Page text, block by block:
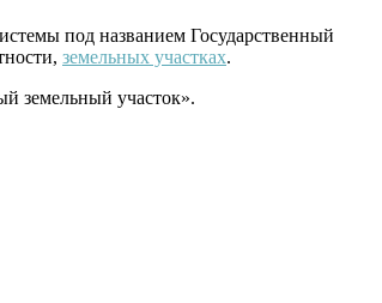
под названием Государственный
земельных участках.
земельный участок».